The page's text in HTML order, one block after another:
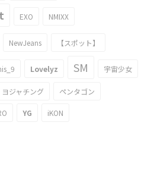
EXO NMIXX
NewJeans 【スポット】
Lovelyz SM 宇宙少女
ヨジャチング ペンタゴン
YG iKON